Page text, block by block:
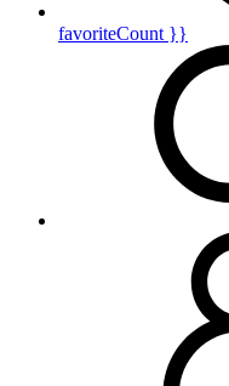
favoriteCount }}